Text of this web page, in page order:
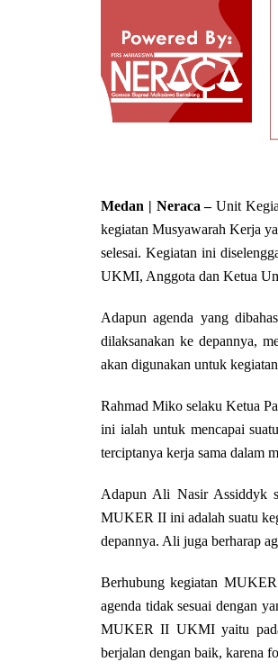
Medan | Neraca –Unit
kegiatan Musyawarah Kerja
selesai. Kegiatan ini
UKMI, Anggota dan Ketua
Adapun agenda yang
dilaksanakan ke depannya,
akan digunakan untuk
Rahmad Miko selaku Ketua
ini ialah untuk mencapai
terciptanya kerja sama dalam
Adapun Ali Nasir Assiddyk
MUKER II ini adalah suatu
depannya. Ali juga berharap
Berhubung kegiatan MUKER
agenda tidak sesuai dengan
MUKER II UKMI yaitu
berjalan dengan baik, karena